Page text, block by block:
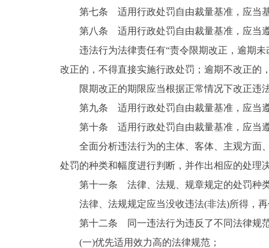
第七条 适用行政处罚自由裁量基准，应当
第八条 适用行政处罚自由裁量基准，应当
违法行为法律责任有“责令限期改正，逾期
改正的，不得直接实施行政处罚；逾期不改正的
限期改正的期限应当根据正常情况下改正违
第九条 适用行政处罚自由裁量基准，应当
第十条 适用行政处罚自由裁量基准，应当
全面分析违法行为的主体、客体、主观方面
处罚的种类和幅度进行判断，并作出相应的处理
第十一条 法律、法规、规章规定的处罚种
法律、法规规定应当没收违法(非法)所得，
第十二条 同一违法行为违反了不同法律规
(一)优先适用效力高的法律规范；